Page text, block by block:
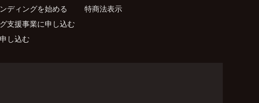
ディングを始める
支援事業に申し込む
し込む
特商法表示